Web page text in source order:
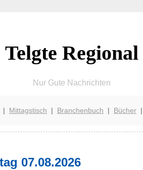
Telgte Regional
Nur Gute Nachrichten
| Mittagstisch | Branchenbuch | Bücher|
07.08.2026